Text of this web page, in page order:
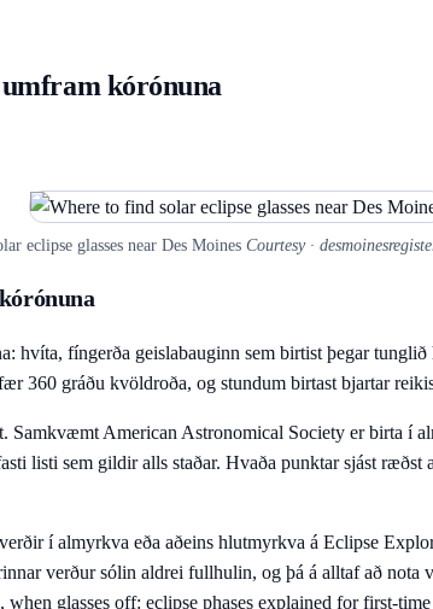
kórónuna
eclipse glasses near Des Moines Courtesy ·
fíngerða geislabauginn sem birtist þegar
360 gráðu kvöldroða, og stundum birtast bjartar
American Astronomical Society er birta í
listi sem gildir alls staðar. Hvaða punktar sjást
í almyrkva eða aðeins hlutmyrkva á Eclipse
verður sólin aldrei fullhulin, og þá á alltaf að
when glasses off: eclipse phases explained for first-